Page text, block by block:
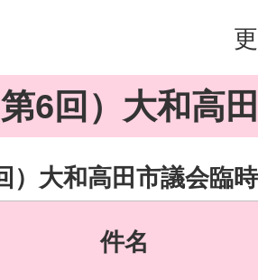
6回）大和高
）大和高田市議会臨
件名